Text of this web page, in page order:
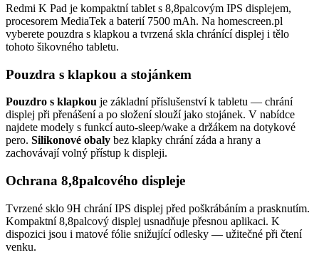
Redmi K Pad je kompaktní tablet s 8,8palcovým IPS displejem,
procesorem MediaTek a baterií 7500 mAh. Na homescreen.pl
vyberete pouzdra s klapkou a tvrzená skla chránící displej i tělo
tohoto šikovného tabletu.
Pouzdra s klapkou a stojánkem
Pouzdro s klapkou je základní příslušenství k tabletu — chrání
displej při přenášení a po složení slouží jako stojánek. V nabídce
najdete modely s funkcí auto-sleep/wake a držákem na dotykové
pero. Silikonové obaly bez klapky chrání záda a hrany a
zachovávají volný přístup k displeji.
Ochrana 8,8palcového displeje
Tvrzené sklo 9H chrání IPS displej před poškrábáním a prasknutím.
Kompaktní 8,8palcový displej usnadňuje přesnou aplikaci. K
dispozici jsou i matové fólie snižující odlesky — užitečné při čtení
venku.